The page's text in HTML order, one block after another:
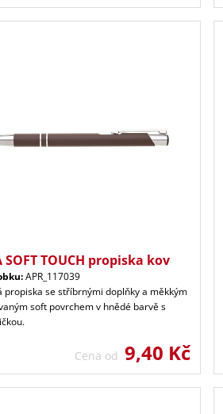
SOFT TOUCH propiska kov
APR_117039
propiska se stříbrnými doplňky a měkkým
soft povrchem v hnědé barvě s
Cena od 9,40 Kč